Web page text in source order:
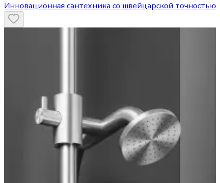
Инновационная сантехника со швейцарской точностью